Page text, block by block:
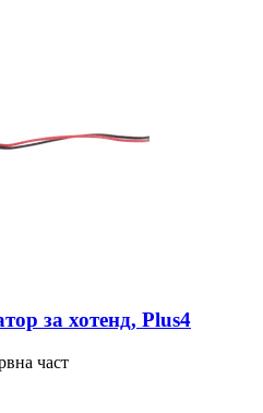
за хотенд, Plus4
част